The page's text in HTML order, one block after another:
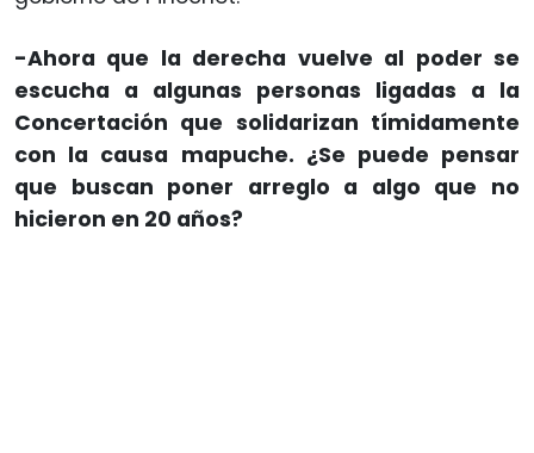
-Ahora que la derecha vuelve al poder se
escucha a algunas personas ligadas a la
Concertación que solidarizan tímidamente
con la causa mapuche. ¿Se puede pensar
que buscan poner arreglo a algo que no
hicieron en 20 años?